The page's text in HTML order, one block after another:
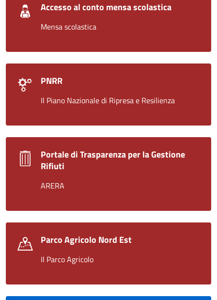
Accesso al conto mensa scolastica
Mensa scolastica
PNRR
Il Piano Nazionale di Ripresa e Resilienza
Portale di Trasparenza per la Gestione
Rifiuti
ARERA
Parco Agricolo Nord Est
Il Parco Agricolo